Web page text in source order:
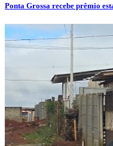
Ponta Grossa recebe prêmio